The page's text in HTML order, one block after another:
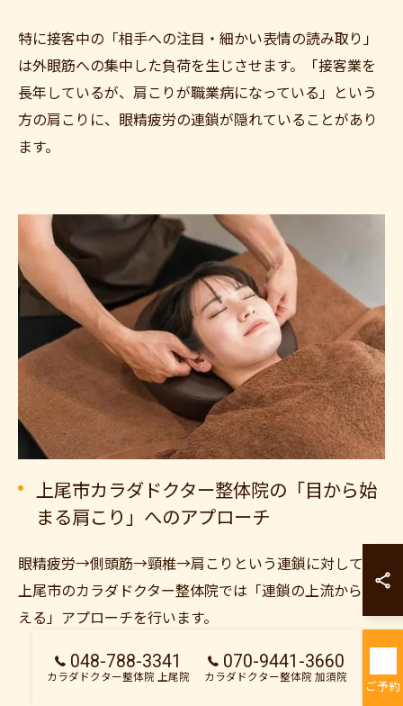
特に接客中の「相手への注目・細かい表情の読み取り」
は外眼筋への集中した負荷を生じさせます。「接客業を
長年しているが、肩こりが職業病になっている」という
方の肩こりに、眼精疲労の連鎖が隠れていることがあり
ます。
上尾市カラダドクター整体院の「目から始
まる肩こり」へのアプローチ
眼精疲労→側頭筋→頸椎→肩こりという連鎖に対して、
上尾市のカラダドクター整体院では「連鎖の上流から整
える」アプローチを行います。
048-788-3341
カラダドクター整体院 上尾院
070-9441-3660
カラダドクター整体院 加須院
ご予約
カラダドクター
カラダドクター